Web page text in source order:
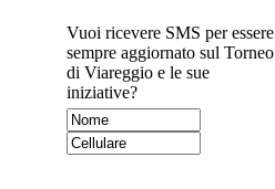
Vuoi ricevere SMS per essere
sempre aggiornato sul Torneo
di Viareggio e le sue
iniziative?